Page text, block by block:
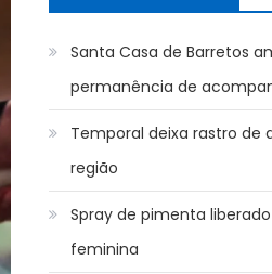
Santa Casa de Barretos
permanência de
Temporal deixa rastro de
região
Spray de pimenta
feminina